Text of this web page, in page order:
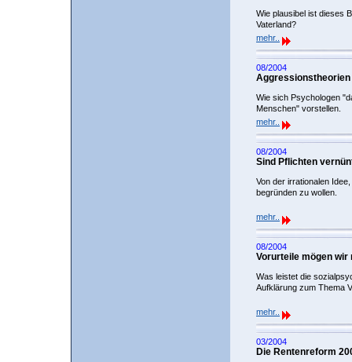
Wie plausibel ist dieses
Vaterland?
mehr..
08/2004
Aggressionstheorien
Wie sich Psychologen
Menschen" vorstellen.
mehr..
08/2004
Sind Pflichten
Von der irrationalen
begründen zu wollen.
mehr..
08/2004
Vorurteile mögen wir
Was leistet die
Aufklärung zum Thema
mehr..
03/2004
Die Rentenreform